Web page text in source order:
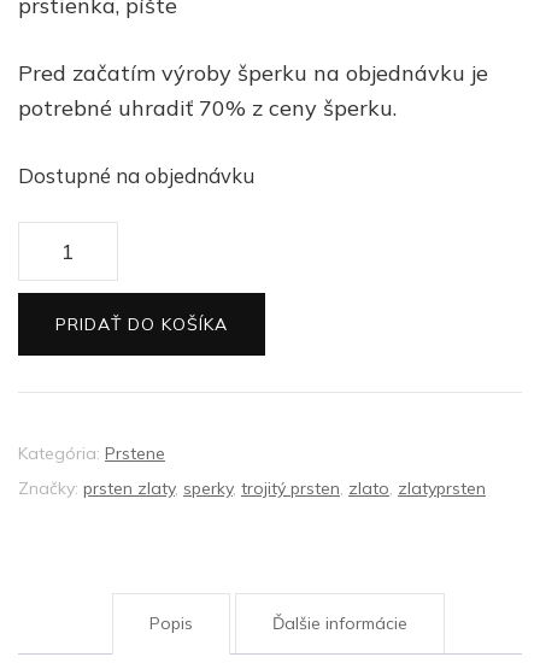
Pred začatím výroby šperku na objednávku je
potrebné uhradiť 70% z ceny šperku.
Dostupné na objednávku
množstvo
Zlatý
PRIDAŤ DO KOŠÍKA
Kategória: Prstene
Značky: prsten zlaty, sperky, trojitý prsten, zlato, zlatyprsten
Popis Ďalšie informácie